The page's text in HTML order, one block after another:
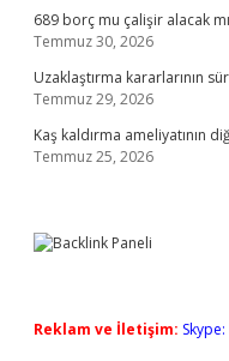
689 borç mu çalişir alacak
Temmuz 30, 2026
Uzaklaştırma kararlarının
Temmuz 29, 2026
Kaş kaldırma ameliyatının
Temmuz 25, 2026
Reklam ve İletişim: